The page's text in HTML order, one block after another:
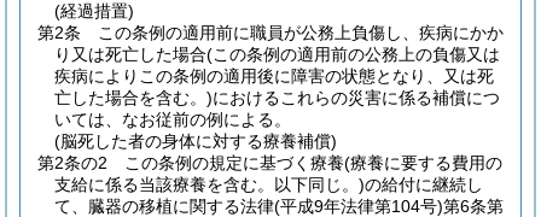
(経過措置)
第2条
この条例の適用前に職員が公務上負傷し、疾病にかか
り又は死亡した場合(この条例の適用前の公務上の負傷又は
疾病によりこの条例の適用後に障害の状態となり、又は死
亡した場合を含む。)におけるこれらの災害に係る補償につ
いては、なお従前の例による。
(脳死した者の身体に対する療養補償)
第2条の2
この条例の規定に基づく療養(療養に要する費用の
支給に係る当該療養を含む。以下同じ。)の給付に継続し
て、臓器の移植に関する法律(平成9年法律第104号)第6条第